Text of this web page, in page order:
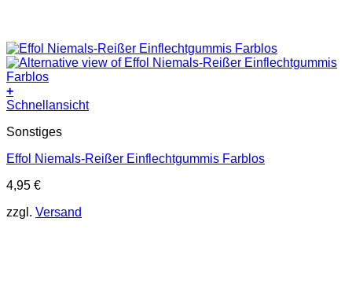
+
Schnellansicht
Sonstiges
Effol Niemals-Reißer Einflechtgummis Farblos
4,95 €
zzgl. Versand